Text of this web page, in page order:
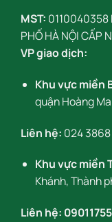
MST: 0110040358
PHỐ HÀ NỘI CẤP
VP giao dịch:
Khu vực miền
quận Hoàng
Liên hệ: 024 3868
Khu vực miền
Khánh, Thành
Liên hệ: